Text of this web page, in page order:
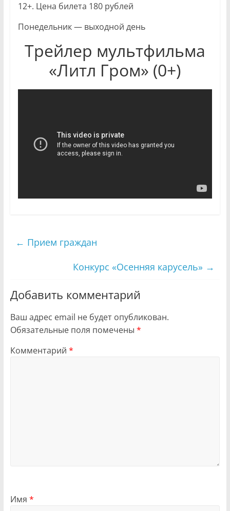
12+. Цена билета 180 рублей
Понедельник — выходной день
Трейлер мультфильма
«Литл Гром» (0+)
← Прием граждан
Конкурс «Осенняя карусель» →
Добавить комментарий
Ваш адрес email не будет опубликован.
Обязательные поля помечены *
Комментарий *
Имя *